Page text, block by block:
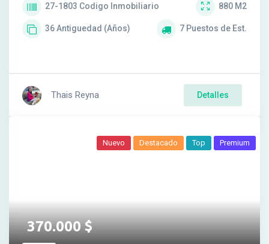
27-1803 Codigo Inmobiliario 880 M2
36Antiguedad (Años) 7 Puestos de Est.
Thais Reyna Detalles
370.000$
Nuevo Destacado Top Premium